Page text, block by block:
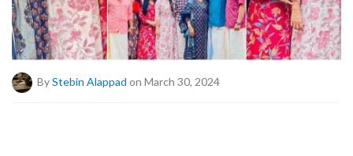
ByStebin Alappad on March 30, 2024